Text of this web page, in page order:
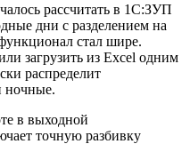
рассчитать в 1С:ЗУП
дни с разделением на
стал шире.
загрузить из Excel одним
распределит
ночные.
в выходной
точную разбивку